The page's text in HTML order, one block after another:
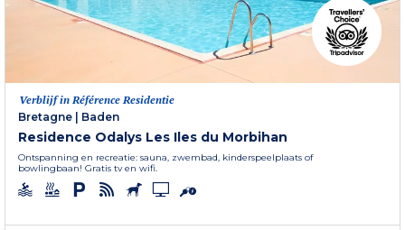
Verblijf in Référence Residentie
Bretagne | Baden
Residence Odalys Les Iles du Morbihan
Ontspanning en recreatie: sauna, zwembad, kinderspeelplaats of
bowlingbaan! Gratis tv en wifi.